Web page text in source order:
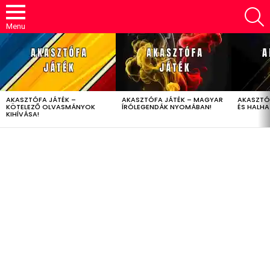
Menu
LATEST
STORIES
AKASZTÓFA JÁTÉK –
KÖTELEZŐ OLVASMÁNYOK
KIHÍVÁSA!
AKASZTÓFA JÁTÉK – MAGYAR
ÍRÓLEGENDÁK NYOMÁBAN! ÉS